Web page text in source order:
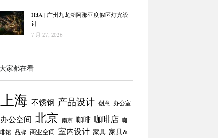
HdA | 广州九龙湖阿那亚度假区灯光设
计
7 月 27, 2026
家都在看
上海 不锈钢 产品设计 创意 办公室
办公空间 北京 南京 咖啡 咖啡店 咖
馆 品牌 商业空间 室内设计 家具 家具&